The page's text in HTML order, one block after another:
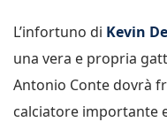
L’infortuno di Kevin
una vera e propria
Antonio Conte dovrà
calciatore importante